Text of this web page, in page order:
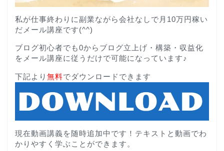
私が仕事終わりに副業ながら会社なしで月10万円稼い
だメール講座です(^^)
ブログ初心者でも0からブログ立上げ・構築・収益化
をメール講座に従うだけで可能になっています♪
下記より 無料でダウンロードできます
現在動画講義を随時追加中です！テキストと動画でわ
かりやすく学ぶことができます。